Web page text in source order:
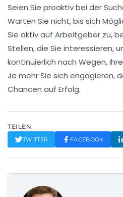
Seien Sie proaktiv bei der
Warten Sie nicht, bis sich
Sie aktiv auf Arbeitgeber zu,
Stellen, die Sie interessieren,
kontinuierlich nach Wegen,
Je mehr Sie sich engagieren,
Chancen auf Erfolg.
TEILEN:
TWITTER FACEBOOK